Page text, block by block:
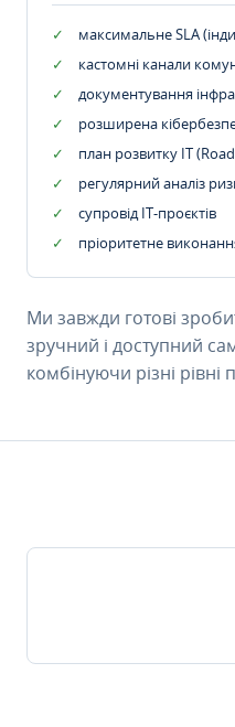
максимальне SLA
кастомні канали
документування
розширена
план розвитку IT
регулярний аналіз
супровід ІТ-проєктів
пріоритетне
Ми завжди готові
зручний і доступний
комбінуючи різні рівні